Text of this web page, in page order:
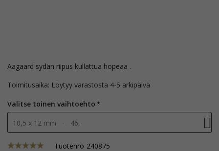
Aagaard sydän riipus kullattua hopeaa .
Toimitusaika: Löytyy varastosta 4-5 arkipäivä
Valitse toinen vaihtoehto
10,5 x 12 mm - 46,-
Tuotenro 240875